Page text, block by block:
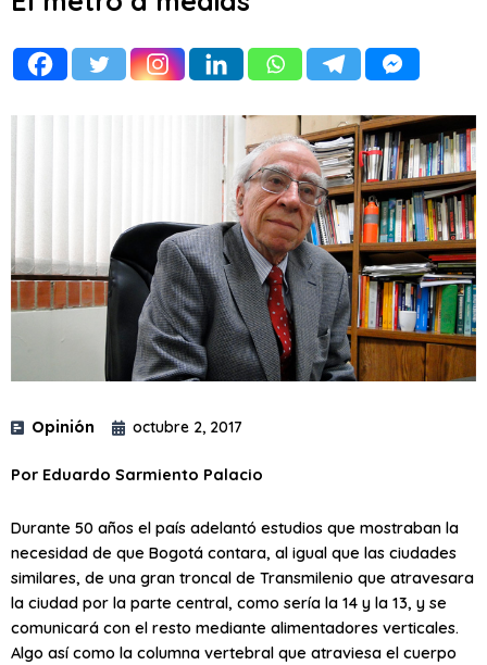
Opinión octubre 2, 2017
Por Eduardo Sarmiento Palacio
Durante 50 años el país adelantó estudios que mostraban la
necesidad de que Bogotá contara, al igual que las ciudades
similares, de una gran troncal de Transmilenio que atravesara
la ciudad por la parte central, como sería la 14 y la 13, y se
comunicará con el resto mediante alimentadores verticales.
Algo así como la columna vertebral que atraviesa el cuerpo